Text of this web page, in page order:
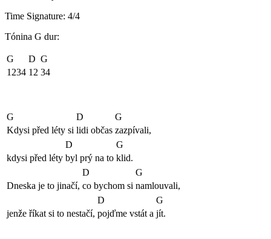
Time Signature: 4/4
Tónina G dur:
G D G
1234 12 34
G D
G
Kdysi před léty si lidi občas zazpívali,
D
G
kdysi před léty byl prý na to klid.
D
G
Dneska je to jinačí, co bychom si namlouvali,
D
G
jenže říkat si to nestačí, pojďme vstát a jít.